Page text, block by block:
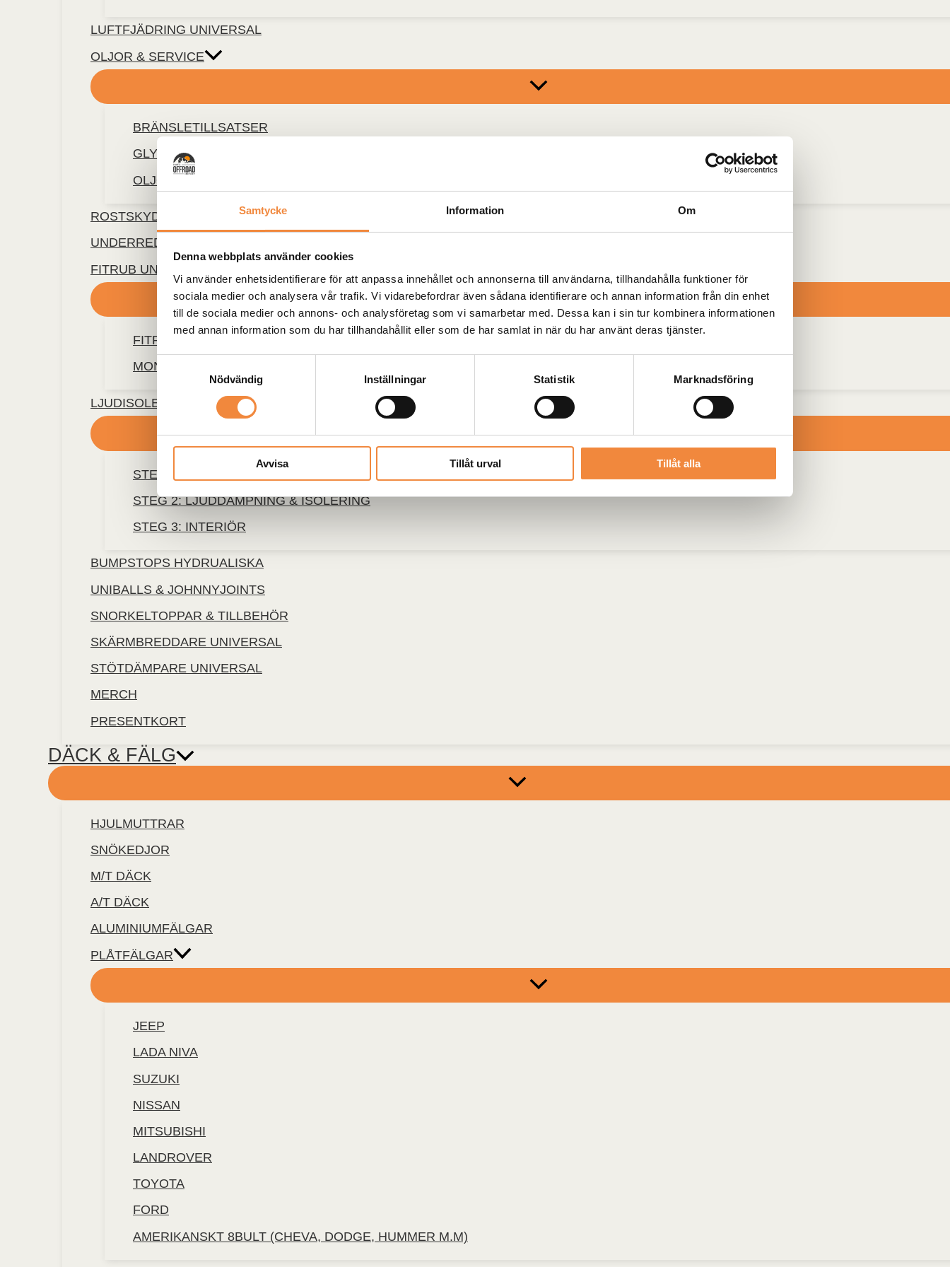
Samtycke Information Om
Denna webbplats använder cookies
Vi använder enhetsidentifierare för att anpassa innehållet och annonserna till användarna, tillhandahålla funktioner för
sociala medier och analysera vår trafik. Vi vidarebefordrar även sådana identifierare och annan information från din enhet
till de sociala medier och annons- och analysföretag som vi samarbetar med. Dessa kan i sin tur kombinera informationen
med annan information som du har tillhandahållit eller som de har samlat in när du har använt deras tjänster.
Samtyckesval
Nödvändig
Inställningar Statistik Marknadsföring
Avvisa Tillåt urval Tillåt alla
LUFTFJÄDRING UNIVERSAL
OLJOR & SERVICE
BRÄNSLETILLSATSER
GLYKOL
OLJOR & SMÖRJMEDEL
ROSTSKYDD FLUIDFILM
UNDERREDESMASSA & STENSKOTTSSKYDD
FITRUB UNIVERSALFÄSTEN
FITRUB-FÄSTEN
MONTERINGSDETALJER
LJUDISOLERING
STEG 1: VIBRATIONSDÄMPNING
STEG 2: LJUDDÄMPNING & ISOLERING
STEG 3: INTERIÖR
BUMPSTOPS HYDRUALISKA
UNIBALLS & JOHNNYJOINTS
SNORKELTOPPAR & TILLBEHÖR
SKÄRMBREDDARE UNIVERSAL
STÖTDÄMPARE UNIVERSAL
MERCH
PRESENTKORT
DÄCK & FÄLG
HJULMUTTRAR
SNÖKEDJOR
M/T DÄCK
A/T DÄCK
ALUMINIUMFÄLGAR
PLÅTFÄLGAR
JEEP
LADA NIVA
SUZUKI
NISSAN
MITSUBISHI
LANDROVER
TOYOTA
FORD
AMERIKANSKT 8BULT (CHEVA, DODGE, HUMMER M.M)